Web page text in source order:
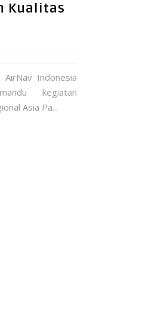
Kualitas
Indonesia
kegiatan
Asia Pa...